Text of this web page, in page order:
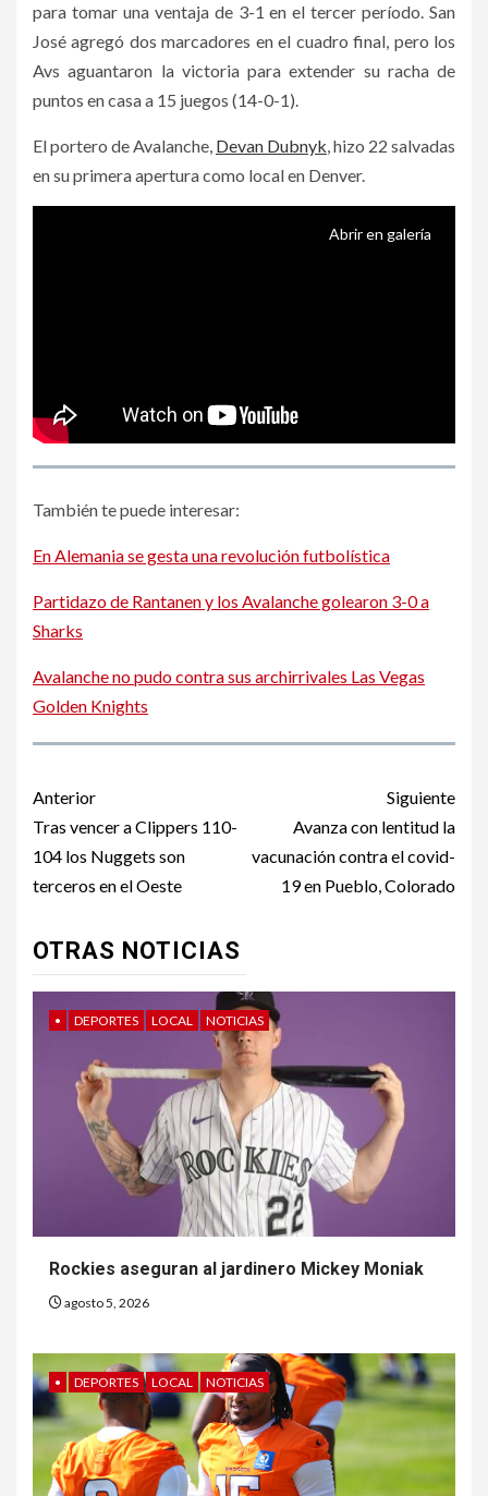
para tomar una ventaja de 3-1 en el tercer período. San
José agregó dos marcadores en el cuadro final, pero los
Avs aguantaron la victoria para extender su racha de
puntos en casa a 15 juegos (14-0-1).
El portero de Avalanche, Devan Dubnyk, hizo 22 salvadas
en su primera apertura como local en Denver.
Abrir en galería
También te puede interesar:
En Alemania se gesta una revolución futbolística
Partidazo de Rantanen y los Avalanche golearon 3-0 a
Sharks
Avalanche no pudo contra sus archirrivales Las Vegas
Golden Knights
Post
navigation
Anterior
Tras vencer a Clippers 110-
104 los Nuggets son
terceros en el Oeste
Siguiente
Avanza con lentitud la
vacunación contra el covid-
19 en Pueblo, Colorado
OTRAS NOTICIAS
• DEPORTES LOCAL NOTICIAS
Rockies aseguran al jardinero Mickey Moniak
agosto 5, 2026
• DEPORTES LOCAL NOTICIAS